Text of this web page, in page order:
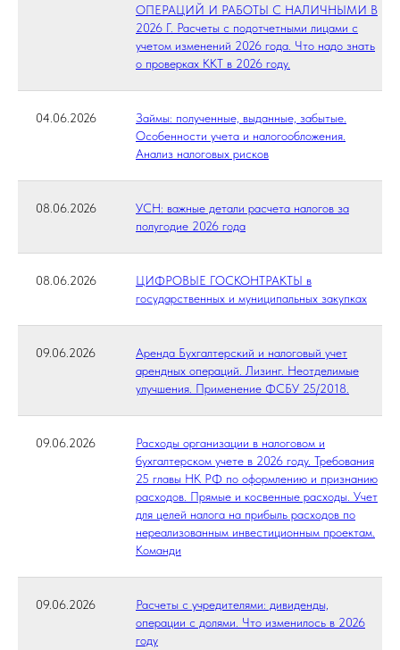
ОПЕРАЦИЙ И РАБОТЫ С НАЛИЧНЫМИ В
2026 Г. Расчеты с подотчетными лицами с
учетом изменений 2026 года. Что надо знать
о проверках ККТ в 2026 году.
04.06.2026
Займы: полученные, выданные, забытые.
Особенности учета и налогообложения.
Анализ налоговых рисков
08.06.2026
УСН: важные детали расчета налогов за
полугодие 2026 года
08.06.2026
ЦИФРОВЫЕ ГОСКОНТРАКТЫ в
государственных и муниципальных закупках
09.06.2026
Аренда Бухгалтерский и налоговый учет
арендных операций. Лизинг. Неотделимые
улучшения. Применение ФСБУ 25/2018.
09.06.2026
Расходы организации в налоговом и
бухгалтерском учете в 2026 году. Требования
25 главы НК РФ по оформлению и признанию
расходов. Прямые и косвенные расходы. Учет
для целей налога на прибыль расходов по
нереализованным инвестиционным проектам.
Команди
09.06.2026
Расчеты с учредителями: дивиденды,
операции с долями. Что изменилось в 2026
году